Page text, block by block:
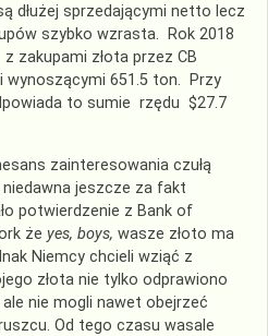
dłużej sprzedającymi netto lecz
szybko wzrasta. Rok 2018
zakupami złota przez CB
wynoszącymi 651.5 ton. Przy
to sumie rzędu $27.7
zainteresowania czułą
jeszcze za fakt
potwierdzenie z Bank of
że yes, boys, wasze złoto ma
Niemcy chcieli wziąć z
złota nie tylko odprawiono
nie mogli nawet obejrzeć
Od tego czasu wasale